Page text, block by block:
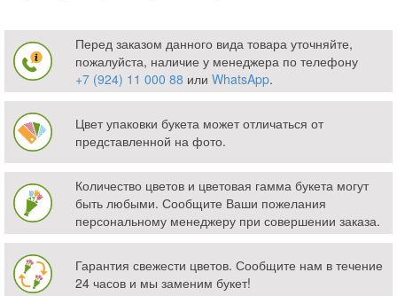
Перед заказом данного вида товара уточняйте,
пожалуйста, наличие у менеджера по телефону
+7 (924) 11 000 88 или WhatsApp.
Цвет упаковки букета может отличаться от
представленной на фото.
Количество цветов и цветовая гамма букета могут
быть любыми. Сообщите Ваши пожелания
персональному менеджеру при совершении заказа.
Гарантия свежести цветов. Сообщите нам в течение
24 часов и мы заменим букет!